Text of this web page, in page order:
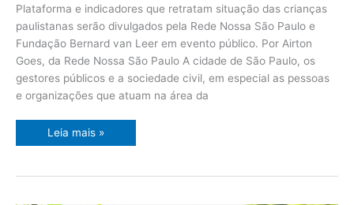
Plataforma e indicadores que retratam situação das crianças
paulistanas serão divulgados pela Rede Nossa São Paulo e
Fundação Bernard van Leer em evento público. Por Airton
Goes, da Rede Nossa São Paulo A cidade de São Paulo, os
gestores públicos e a sociedade civil, em especial as pessoas
e organizações que atuam na área da
nesta
terça-
feira
Leia mais »